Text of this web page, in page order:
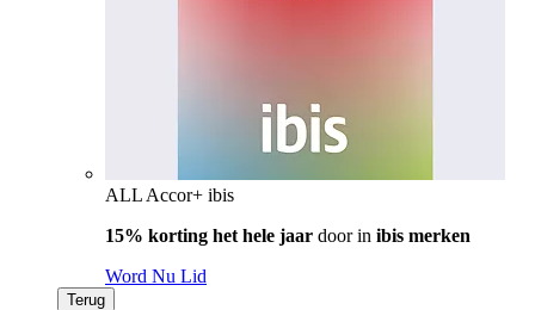
ALL Accor+ ibis
15% korting het hele jaar door in ibis merken
Word Nu Lid
Terug